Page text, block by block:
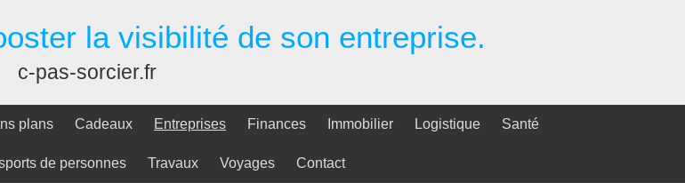
la visibilité de son entreprise.
c-pas-sorcier.fr
plans Cadeaux Entreprises Finances Immobilier Logistique Santé
de personnes Travaux Voyages Contact